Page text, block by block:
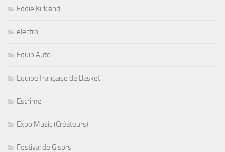
Eddie Kirkland
electro
Equip Auto
Equipe française de Basket
Escrime
Expo Music (Créateurs)
Festival de Gisors